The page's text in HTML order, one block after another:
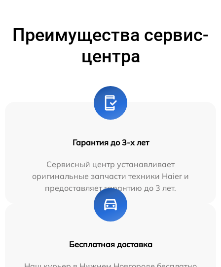
Преимущества сервис-
центра
Гарантия до 3-х лет
Сервисный центр устанавливает
оригинальные запчасти техники Haier и
предоставляет гарантию до 3 лет.
Бесплатная доставка